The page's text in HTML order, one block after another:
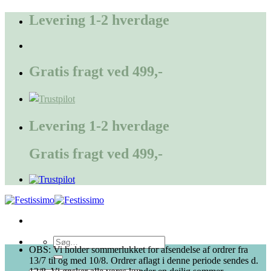
FortsætLevering 1-2 hverdage
Gratis fragt ved 499,-
Levering 1-2 hverdage
Gratis fragt ved 499,-
Søg
efter:
OBS: Vi holder sommerlukket for afsendelse af ordrer fra
13/7 til og med 10/8. Ordrer aflagt i denne periode sendes d.